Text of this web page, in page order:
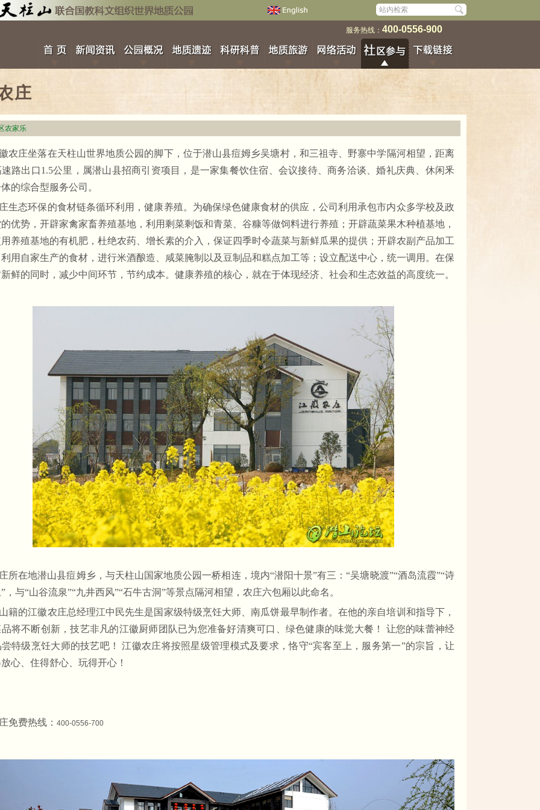
庄
农家乐
农庄坐落在天柱山世界地质公园的脚下，位于潜山县痘姆乡吴塘村，和三祖寺、野寨中学隔河相望，距离
路出口1.5公里，属潜山县招商引资项目，是一家集餐饮住宿、会议接待、商务洽谈、婚礼庆典、休闲釆
的综合型服务公司。
生态环保的食材链条循环利用，健康养殖。为确保绿色健康食材的供应，公司利用承包市内众多学校及政
优势，开辟家禽家畜养殖基地，利用剩菜剩饭和青菜、谷糠等做饲料进行养殖；开辟蔬菜果木种植基地，
养殖基地的有机肥，杜绝农药、增长素的介入，保证四季时令蔬菜与新鲜瓜果的提供；开辟农副产品加工
用自家生产的食材，进行米酒酿造、咸菜腌制以及豆制品和糕点加工等；设立配送中心，统一调用。在保
鲜的同时，减少中间环节，节约成本。健康养殖的核心，就在于体现经济、社会和生态效益的高度统一。
所在地潜山县痘姆乡，与天柱山国家地质公园一桥相连，境内“潜阳十景”有三：“吴塘晓渡”“酒岛流霞”“诗
，与“山谷流泉”“九井西风”“石牛古洞”等景点隔河相望，农庄六包厢以此命名。
籍的江徽农庄总经理江中民先生是国家级特级烹饪大师、南瓜饼最早制作者。在他的亲自培训和指导下，
将不断创新，技艺非凡的江徽厨师团队已为您准备好清爽可口、绿色健康的味觉大餐！ 让您的味蕾神经
特级烹饪大师的技艺吧！ 江徽农庄将按照星级管理模式及要求，恪守“宾客至上，服务第一”的宗旨，让
心、住得舒心、玩得开心！
免费热线： 400-0556-700
服务热线： 400-0556-900